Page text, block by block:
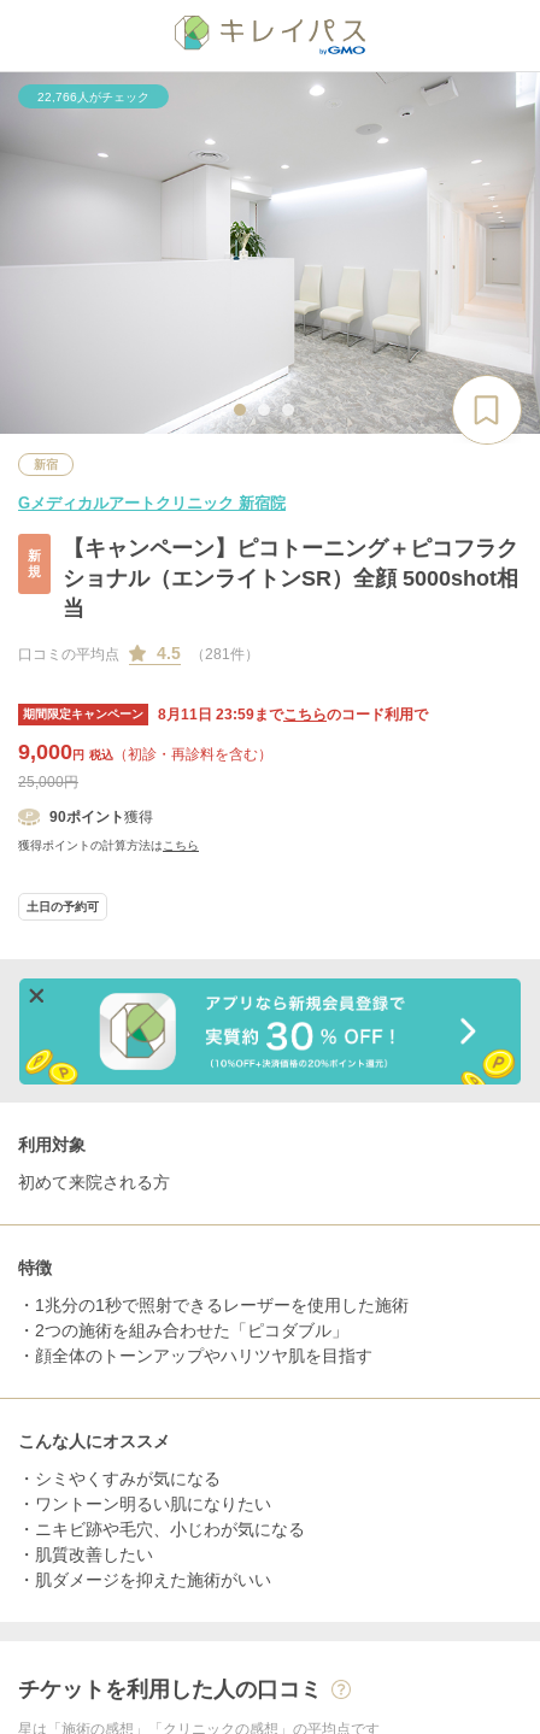
22,766人がチェック
新宿
Gメディカルアートクリニック 新宿院
新
規
【キャンペーン】ピコトーニング＋ピコフラク
ショナル（エンライトンSR）全顔 5000shot相
当
口コミの平均点 4.5 （281件）
期間限定キャンペーン 8月11日 23:59までこちらのコード利用で
9,000円 税込
（初診・再診料を含む）
25,000円
90ポイント獲得
獲得ポイントの計算方法はこちら
土日の予約可
利用対象
初めて来院される方
特徴
・1兆分の1秒で照射できるレーザーを使用した施術
・2つの施術を組み合わせた「ピコダブル」
・顔全体のトーンアップやハリツヤ肌を目指す
こんな人にオススメ
・シミやくすみが気になる
・ワントーン明るい肌になりたい
・ニキビ跡や毛穴、小じわが気になる
・肌質改善したい
・肌ダメージを抑えた施術がいい
チケットを利用した人の口コミ
星は「施術の感想」「クリニックの感想」の平均点です